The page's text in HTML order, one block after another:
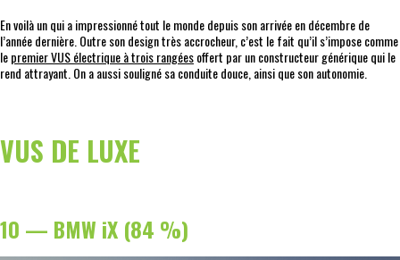
En voilà un qui a impressionné tout le monde depuis son arrivée en décembre de
l’année dernière. Outre son design très accrocheur, c’est le fait qu’il s’impose comme
lepremier VUS électrique à trois rangéesoffert par un constructeur générique qui le
rend attrayant. On a aussi souligné sa conduite douce, ainsi que son autonomie.
VUS DE LUXE
10 — BMW iX (84 %)